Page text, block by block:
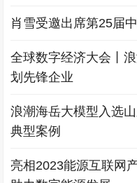
肖雪受邀出席第25届
全球数字经济大会丨
划先锋企业
浪潮海岳大模型入选
典型案例
亮相2023能源互联网